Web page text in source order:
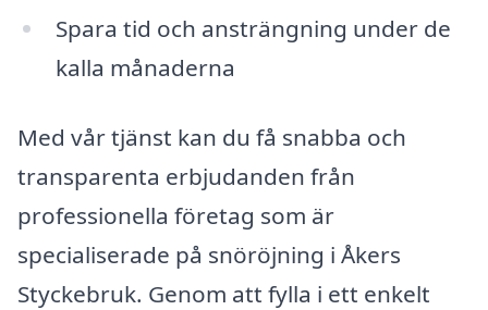
Spara tid och ansträngning under de
kalla månaderna
Med vår tjänst kan du få snabba och
transparenta erbjudanden från
professionella företag som är
specialiserade på snöröjning i Åkers
Styckebruk. Genom att fylla i ett enkelt